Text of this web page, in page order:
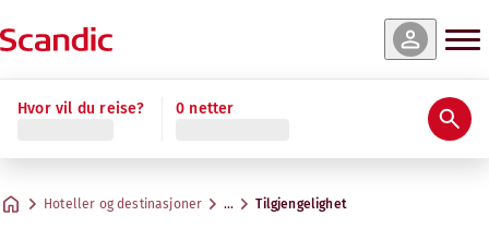
Hvor vil du reise? 0 netter
Hoteller og destinasjoner … Tilgjengelighet